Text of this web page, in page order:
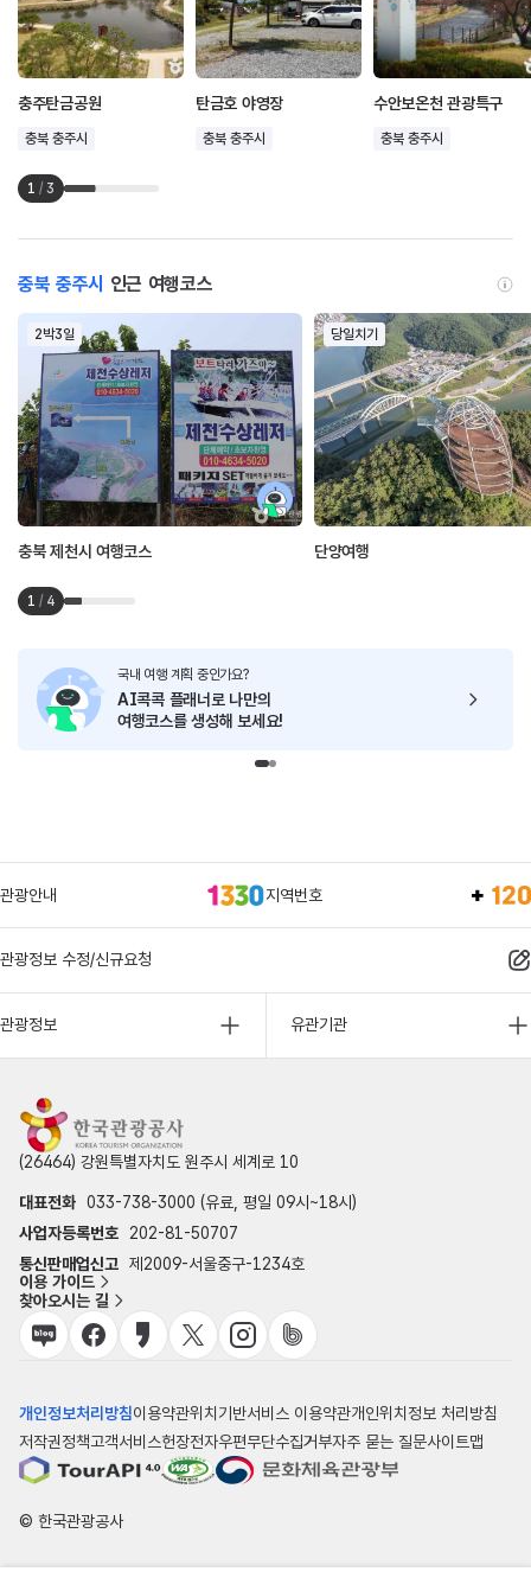
충주탄금공원
충북 충주시
탄금호 야영장
충북 충주시
수안보온천 관광특구
충북 충주시
1 / 3
충북 충주시 인근 여행코스
2박3일
충북 제천시 여행코스
당일치기
단양여행
1 / 4
국내 여행 계획 중인가요?
AI콕콕 플래너로 나만의
여행코스를 생성해 보세요!
관광안내 지역번호
관광정보 수정/신규요청
관광정보 유관기관
(26464) 강원특별자치도 원주시 세계로 10
대표전화 033-738-3000 (유료, 평일 09시~18시)
사업자등록번호
202-81-50707
통신판매업신고 제2009-서울중구-1234호
이용 가이드
찾아오시는 길
개인정보처리방침이용약관위치기반서비스 이용약관개인위치정보 처리방침
저작권정책고객서비스헌장전자우편무단수집거부자주 묻는 질문사이트맵
© 한국관광공사